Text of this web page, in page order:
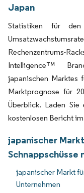
Japan
Statistiken für
Rechenzentrums-
Intelligence™
japanischen Marktes
Marktprognose für
Überblick. Laden Sie
kostenlosen Bericht
japanischer
Schnappschüsse
japanischer Markt
Unternehmen